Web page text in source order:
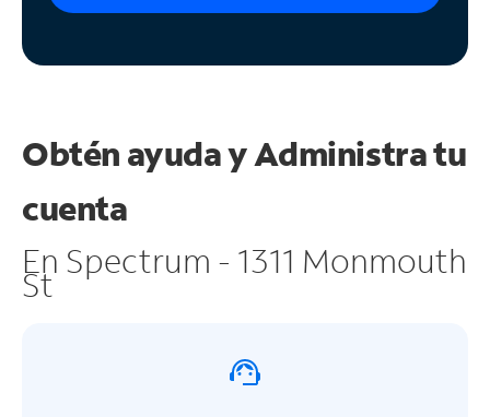
Obtén ayuda yAdministra tu
cuenta
En Spectrum - 1311 Monmouth
St